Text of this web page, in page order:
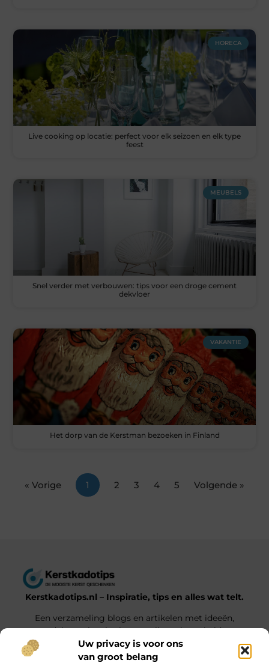
Uw privacy is voor ons
van groot belang
HORECA
Live cooking op locatie: perfect voor elk seizoen en elk type
feest
MEUBELS
Snel verder met verbouwen: tips voor een droge cement
dekvloer
VAKANTIE
Het dorp van de Kerstman bezoeken in Finland
« Vorige 1 2 3 4 5 Volgende »
Kerstkadotips.nl – Inspiratie, tips en alles wat telt.
Een verzameling blogs en artikelen met ideeën,
advies en inspiratie voor elke gelegenheid.
Onze informatie